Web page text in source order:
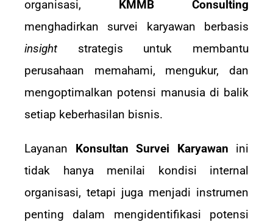
organisasi, KMMB Consulting
menghadirkan survei karyawan berbasis
insight strategis untuk membantu
perusahaan memahami, mengukur, dan
mengoptimalkan potensi manusia di balik
setiap keberhasilan bisnis.
Layanan Konsultan Survei Karyawan ini
tidak hanya menilai kondisi internal
organisasi, tetapi juga menjadi instrumen
penting dalam mengidentifikasi potensi